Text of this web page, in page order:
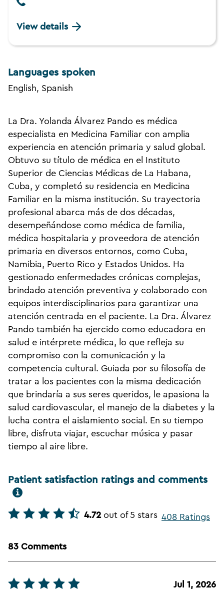
View details
Languages spoken
English, Spanish
La Dra. Yolanda Álvarez Pando es médica
especialista en Medicina Familiar con amplia
experiencia en atención primaria y salud global.
Obtuvo su título de médica en el Instituto
Superior de Ciencias Médicas de La Habana,
Cuba, y completó su residencia en Medicina
Familiar en la misma institución. Su trayectoria
profesional abarca más de dos décadas,
desempeñándose como médica de familia,
médica hospitalaria y proveedora de atención
primaria en diversos entornos, como Cuba,
Namibia, Puerto Rico y Estados Unidos. Ha
gestionado enfermedades crónicas complejas,
brindado atención preventiva y colaborado con
equipos interdisciplinarios para garantizar una
atención centrada en el paciente. La Dra. Álvarez
Pando también ha ejercido como educadora en
salud e intérprete médica, lo que refleja su
compromiso con la comunicación y la
competencia cultural. Guiada por su filosofía de
tratar a los pacientes con la misma dedicación
que brindaría a sus seres queridos, le apasiona la
salud cardiovascular, el manejo de la diabetes y la
lucha contra el aislamiento social. En su tiempo
libre, disfruta viajar, escuchar música y pasar
tiempo al aire libre.
Patient satisfaction ratings and comments
4.72 out of 5 stars 408 Ratings
83 Comments
Jul 1, 2026